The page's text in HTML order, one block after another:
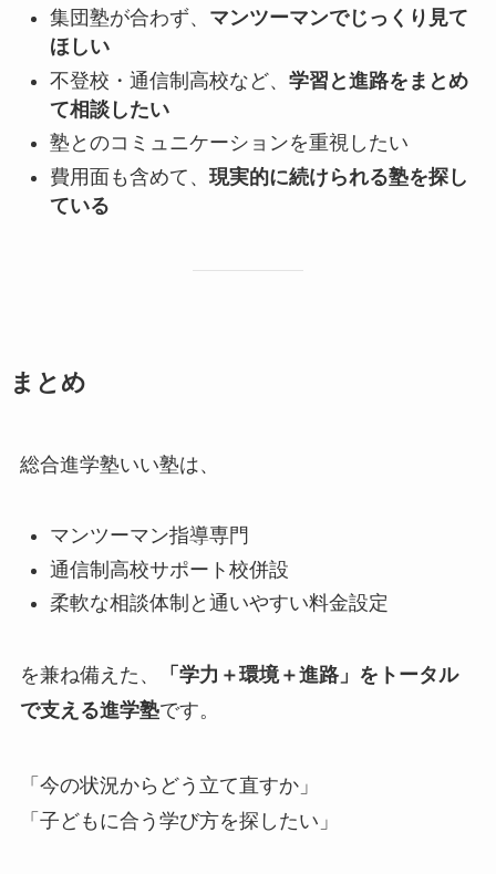
集団塾が合わず、 マンツーマンでじっくり見て
ほしい
不登校・通信制高校など、 学習と進路をまとめ
て相談したい
塾とのコミュニケーションを重視したい
費用面も含めて、 現実的に続けられる塾を探し
ている
まとめ
総合進学塾いい塾は、
マンツーマン指導専門
通信制高校サポート校併設
柔軟な相談体制と通いやすい料金設定
を兼ね備えた、
「学力＋環境＋進路」をトータル
で支える進学塾です。
「今の状況からどう立て直すか」
「子どもに合う学び方を探したい」